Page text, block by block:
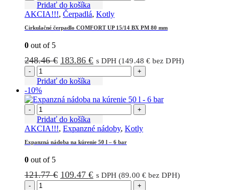
Pridať do košíka
AKCIA!!!, Čerpadlá, Kotly
Cirkulačné čerpadlo COMFORT UP 15/14 BX PM 80 mm
0 out of 5
248.46€ Pôvodná
bola:
183.86€Aktuálna
s DPH (149.48 € bez DPH)
- +
Pridať do košíka
-10%
- +
Pridať do košíka
AKCIA!!!, Expanzné nádoby, Kotly
Expanzná nádoba na kúrenie 50 l – 6 bar
0 out of 5
121.77€ Pôvodná
109.47€Aktuálna
s DPH (89.00 €bez DPH)
- +